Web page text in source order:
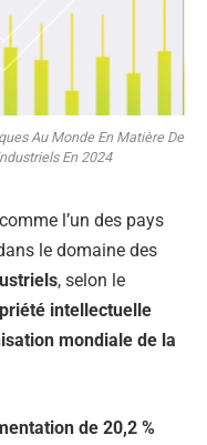
Au Monde En Matière De
En 2024
comme l’un des pays
le domaine des
, selon le
intellectuelle
mondiale de la
de 20,2 %